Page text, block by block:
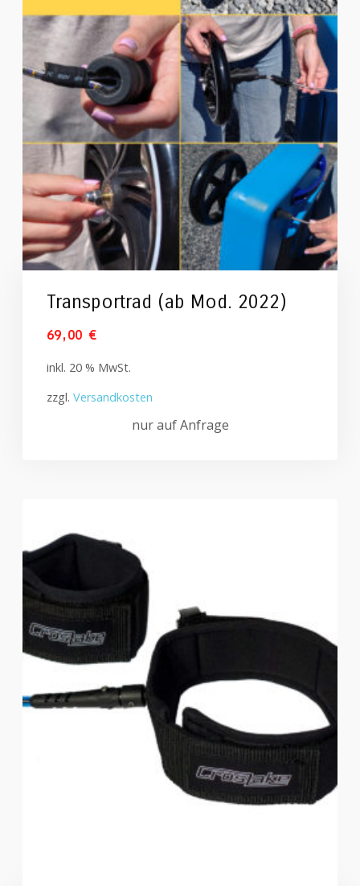
Transportrad (ab Mod. 2022)
69,00 €
inkl. 20 % MwSt.
zzgl. Versandkosten
nur auf Anfrage